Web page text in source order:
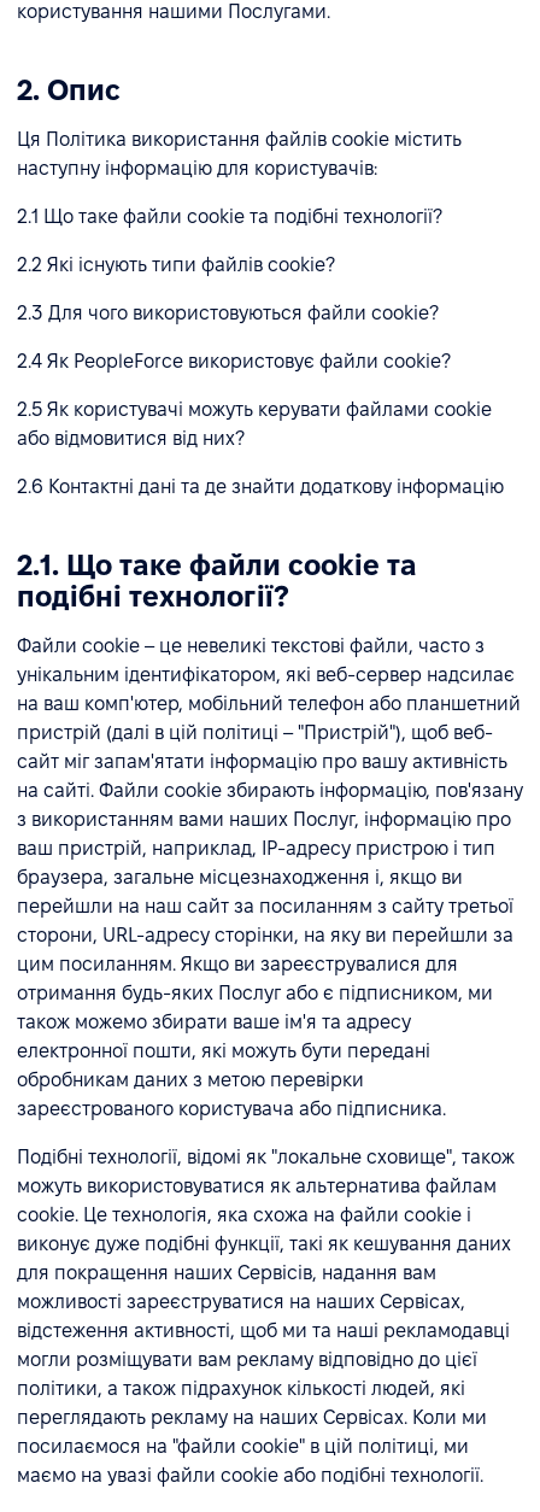
користування нашими Послугами.
2. Опис
Ця Політика використання файлів cookie містить
наступну інформацію для користувачів:
2.1 Що таке файли cookie та подібні технології?
2.2 Які існують типи файлів cookie?
2.3 Для чого використовуються файли cookie?
2.4 Як PeopleForce використовує файли cookie?
2.5 Як користувачі можуть керувати файлами cookie
або відмовитися від них?
2.6 Контактні дані та де знайти додаткову інформацію
2.1. Що таке файли cookie та
подібні технології?
Файли cookie – це невеликі текстові файли, часто з
унікальним ідентифікатором, які веб-сервер надсилає
на ваш комп'ютер, мобільний телефон або планшетний
пристрій (далі в цій політиці – "Пристрій"), щоб веб-
сайт міг запам'ятати інформацію про вашу активність
на сайті. Файли cookie збирають інформацію, пов'язану
з використанням вами наших Послуг, інформацію про
ваш пристрій, наприклад, IP-адресу пристрою і тип
браузера, загальне місцезнаходження і, якщо ви
перейшли на наш сайт за посиланням з сайту третьої
сторони, URL-адресу сторінки, на яку ви перейшли за
цим посиланням. Якщо ви зареєструвалися для
отримання будь-яких Послуг або є підписником, ми
також можемо збирати ваше ім'я та адресу
електронної пошти, які можуть бути передані
обробникам даних з метою перевірки
зареєстрованого користувача або підписника.
Подібні технології, відомі як "локальне сховище", також
можуть використовуватися як альтернатива файлам
cookie. Це технологія, яка схожа на файли cookie і
виконує дуже подібні функції, такі як кешування даних
для покращення наших Сервісів, надання вам
можливості зареєструватися на наших Сервісах,
відстеження активності, щоб ми та наші рекламодавці
могли розміщувати вам рекламу відповідно до цієї
політики, а також підрахунок кількості людей, які
переглядають рекламу на наших Сервісах. Коли ми
посилаємося на "файли cookie" в цій політиці, ми
маємо на увазі файли cookie або подібні технології.